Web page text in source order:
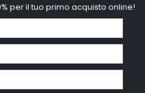
per il tuo primo acquisto online!